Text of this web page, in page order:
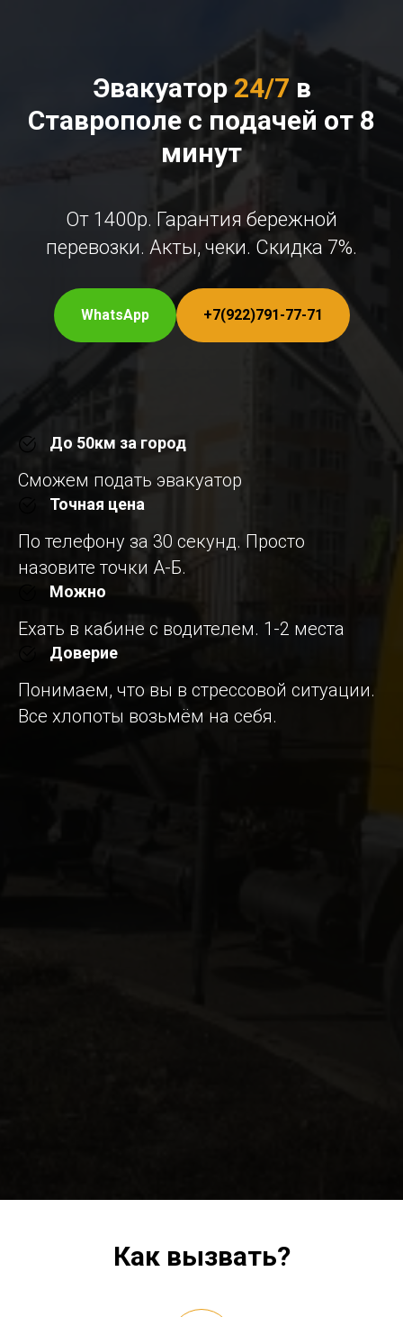
Эвакуатор 24/7 в
Ставрополе с подачей от 8
минут
От 1400р. Гарантия бережной
перевозки. Акты, чеки. Скидка 7%.
WhatsApp +7(922)791-77-71
До 50км за город
Сможем подать эвакуатор
Точная цена
По телефону за 30 секунд. Просто
назовите точки А-Б.
Можно
Ехать в кабине с водителем. 1-2 места
Доверие
Понимаем, что вы в стрессовой ситуации.
Все хлопоты возьмём на себя.
Как вызвать?